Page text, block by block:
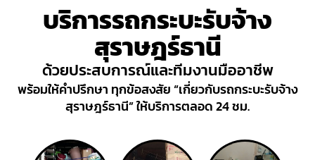
บริการรถกระบะรับจ้าง
สุราษฎร์ธานี
ด้วยประสบการณ์และทีมงานมืออาชีพ
พร้อมให้คำปรึกษา ทุกข้อสงสัย “เกี่ยวกับรถกระบะรับจ้าง
สุราษฎร์ธานี” ให้บริการตลอด 24 ชม.